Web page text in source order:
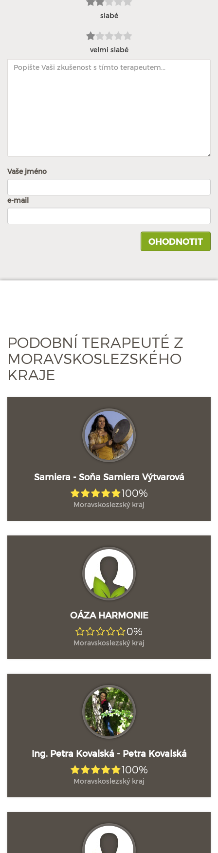
slabé
velmi slabé
Vaše jméno
e-mail
PODOBNÍ TERAPEUTÉ Z
MORAVSKOSLEZSKÉHO
KRAJE
Samiera - Soňa Samiera Výtvarová
100%
Moravskoslezský kraj
OÁZA HARMONIE
0%
Moravskoslezský kraj
Ing. Petra Kovalská - Petra Kovalská
100%
Moravskoslezský kraj